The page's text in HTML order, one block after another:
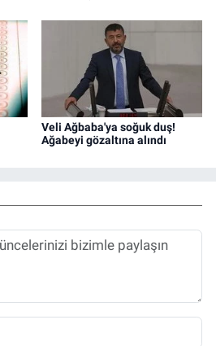
Veli Ağbaba'ya soğuk duş!
Ağabeyi gözaltına alındı